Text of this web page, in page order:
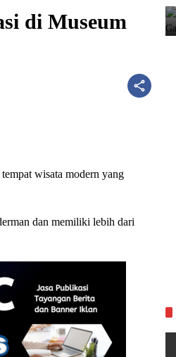
di Museum
wisata modern yang
dan memiliki lebih dari